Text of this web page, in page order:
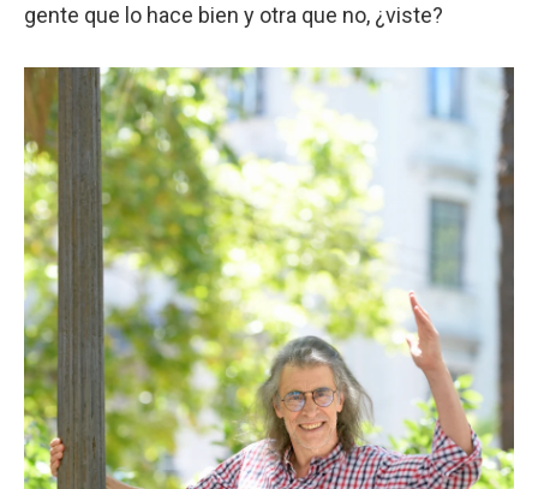
gente que lo hace bien y otra que no, ¿viste?